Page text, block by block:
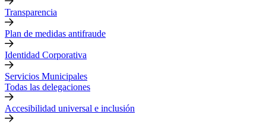
Transparencia
Plan de medidas antifraude
Identidad Corporativa
Servicios Municipales
Todas las delegaciones
Accesibilidad universal e inclusión